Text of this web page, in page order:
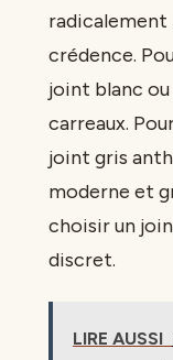
radicalement
crédence.
joint blanc
carreaux.
joint gris
moderne et
choisir un
discret.
LIRE AUSSI